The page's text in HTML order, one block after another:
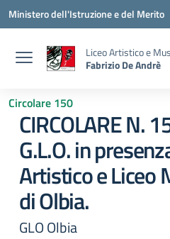
Vai ai contenuti
Vai al menu di navigazione
Vai al footer
Ministero dell'Istruzione e del Merito
Liceo Artistico e
Fabrizio De Andrè
Circolare 150
CIRCOLARE N.
G.L.O. in
Artistico e Liceo
di Olbia.
GLO Olbia